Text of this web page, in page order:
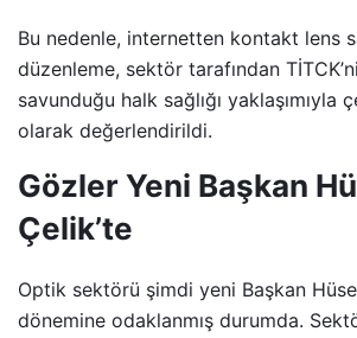
Bu nedenle, internetten kontakt lens
düzenleme, sektör tarafından
savunduğu halk sağlığı yaklaşımıyla
olarak değerlendirildi.
Gözler Yeni Başkan
Çelik’te
Optik sektörü şimdi yeni Başkan
dönemine odaklanmış durumda.